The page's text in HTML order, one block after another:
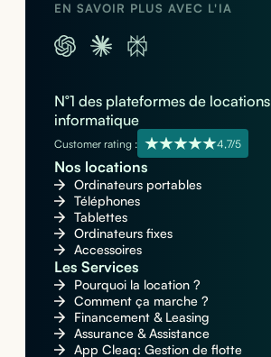
EN SAVOIR PLUS AVEC L'IA
N°1 des plateformes de locations
informatique
Customer rating : 4,7/5
Nos locations
Ordinateurs portables
Téléphones
Tablettes
Ordinateurs fixes
Accessoires
Les Services
Pourquoi la location ?
Comment ça marche ?
Financement & Leasing
Assurance & Assistance
App Cleaq: Gestion de flotte